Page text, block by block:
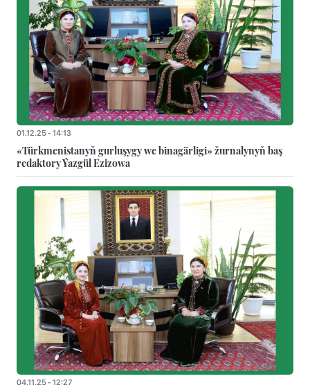
01.12.25 - 14:13
«Türkmenistanyň gurluşygy we binagärligi» žurnalynyň baş
redaktory Ýazgül Ezizowa
04.11.25 - 12:27